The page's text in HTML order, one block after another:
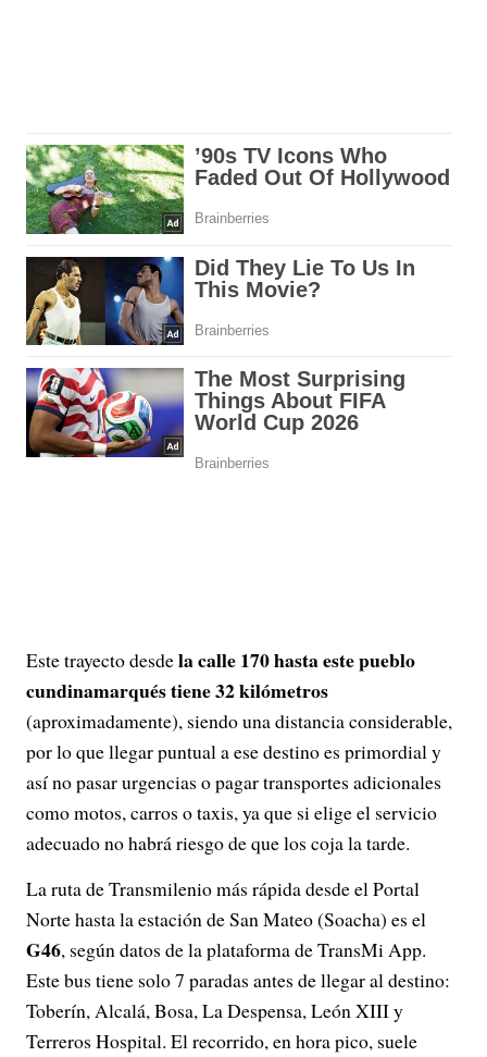
Este trayecto desdela calle 170 hasta este pueblo
cundinamarqués tiene 32 kilómetros
(aproximadamente), siendo una distancia considerable,
por lo que llegar puntual a ese destino es primordial y
así no pasar urgencias o pagar transportes adicionales
como motos, carros o taxis, ya que si elige el servicio
adecuado no habrá riesgo de que los coja la tarde.
La ruta de Transmilenio más rápida desde el Portal
Norte hasta la estación de San Mateo (Soacha) es el
G46, según datos de la plataforma de TransMi App.
Este bus tiene solo 7 paradas antes de llegar al destino:
Toberín, Alcalá, Bosa, La Despensa, León XIII y
Terreros Hospital. El recorrido, en hora pico, suele